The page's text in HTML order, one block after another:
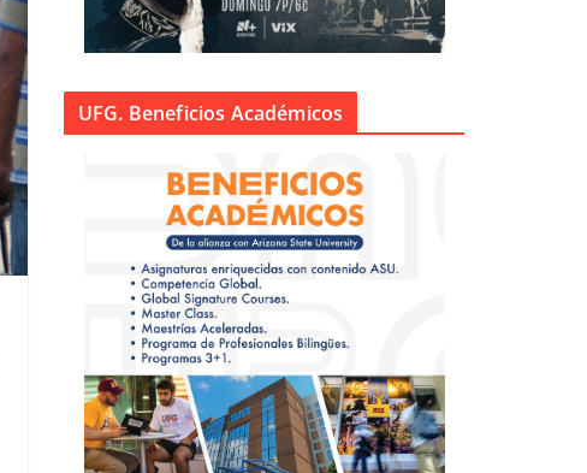
UFG. Beneficios Académicos